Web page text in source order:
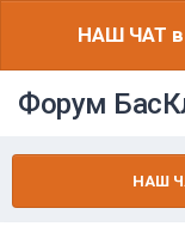
НАШ ЧАТ
Форум
НАШ